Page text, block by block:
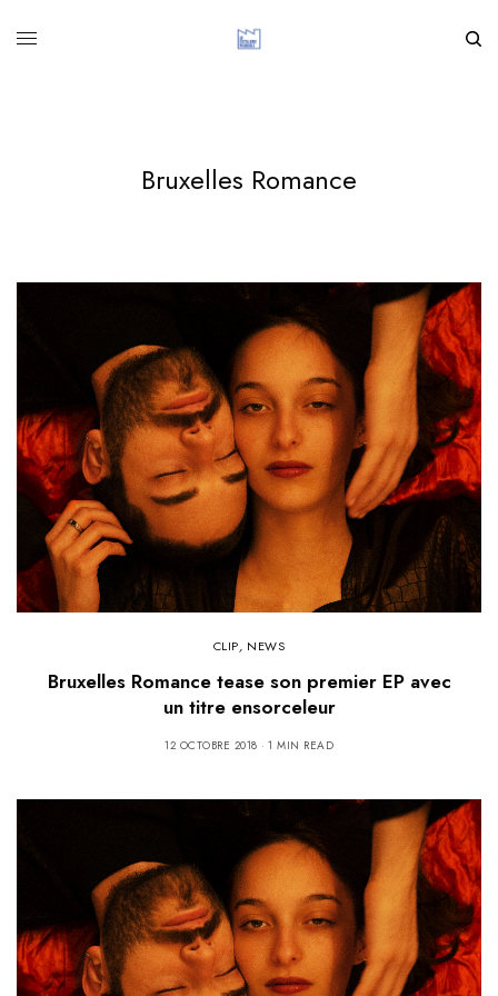
Bruxelles Romance
CLIP, NEWS
Bruxelles Romance tease son premier EP avec
un titre ensorceleur
12 OCTOBRE 2018 1 MIN READ